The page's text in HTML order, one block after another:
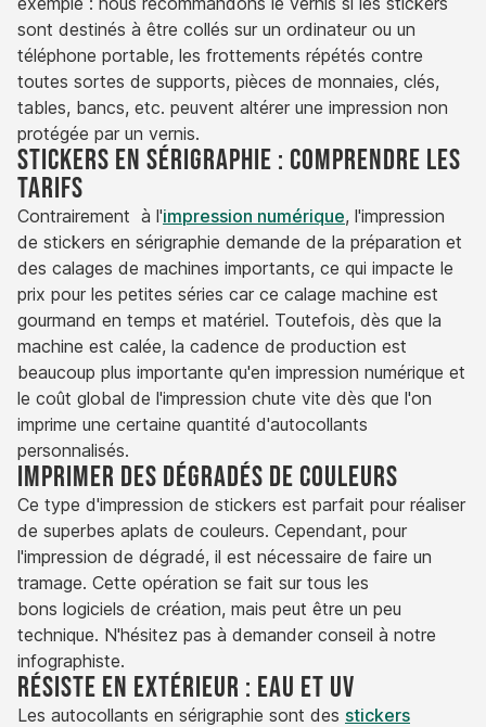
sont destinés à être collés sur un ordinateur ou un
téléphone portable, les frottements répétés contre
toutes sortes de supports, pièces de monnaies, clés,
tables, bancs, etc. peuvent altérer une impression non
protégée par un vernis.
Stickers en sérigraphie : comprendre les
tarifs
Contrairement à l'impression numérique, l'impression
de stickers en sérigraphie demande de la préparation et
des calages de machines importants, ce qui impacte le
prix pour les petites séries car ce calage machine est
gourmand en temps et matériel. Toutefois, dès que la
machine est calée, la cadence de production est
beaucoup plus importante qu'en impression numérique et
le coût global de l'impression chute vite dès que l'on
imprime une certaine quantité d'autocollants
personnalisés.
Imprimer des dégradés de couleurs
Ce type d'impression de stickers est parfait pour réaliser
de superbes aplats de couleurs. Cependant, pour
l'impression de dégradé, il est nécessaire de faire un
tramage. Cette opération se fait sur tous les
bons logiciels de création, mais peut être un peu
technique. N'hésitez pas à demander conseil à notre
infographiste.
Résiste en extérieur : eau et UV
Les autocollants en sérigraphie sont des stickers